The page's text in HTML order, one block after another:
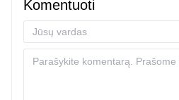
Komentuoti